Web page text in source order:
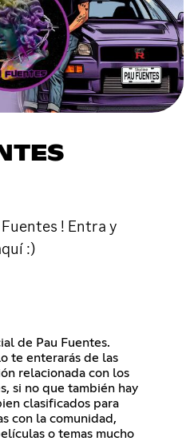
! Entra y
:)
de Pau Fuentes.
te enterarás de las
relacionada con los
si no que también hay
clasificados para
con la comunidad,
o temas mucho